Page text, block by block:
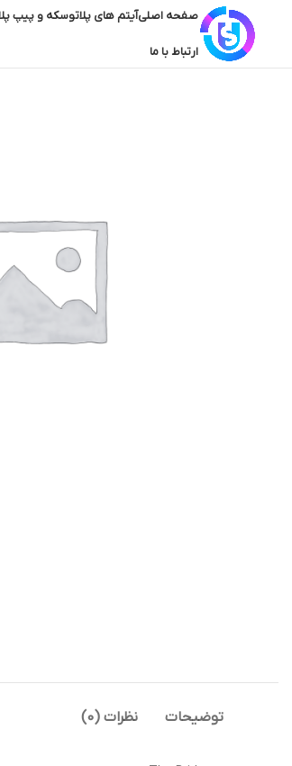
صفحه اصلیآیتم های پلاتوسکه و پیپ
ارتباط با ما
توضیحات نظرات (0)